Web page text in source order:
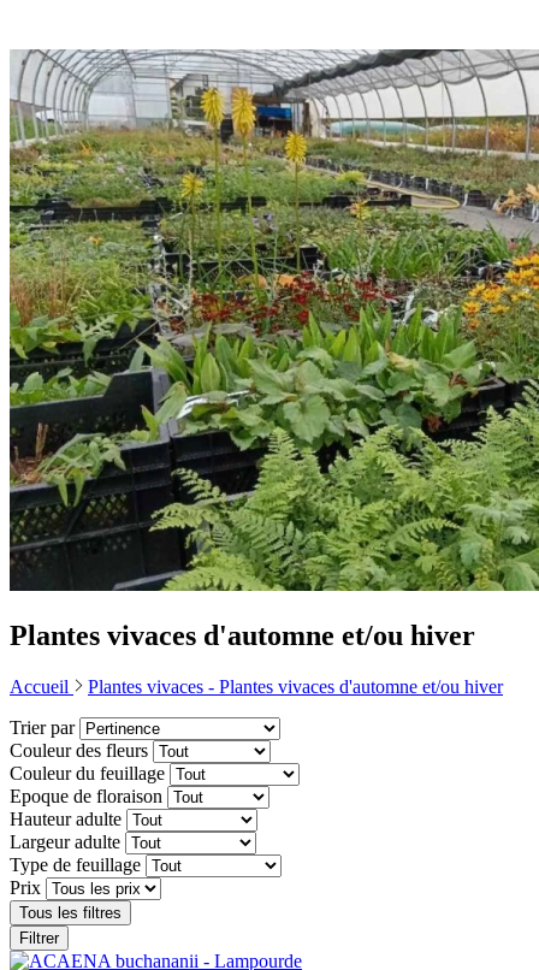
Plantes vivaces d'automne et/ou hiver
Accueil Plantes vivaces - Plantes vivaces d'automne et/ou hiver
Trier par
Couleur des fleurs
Couleur du feuillage
Epoque de floraison
Hauteur adulte
Largeur adulte
Type de feuillage
Prix
Tous les filtres
Filtrer